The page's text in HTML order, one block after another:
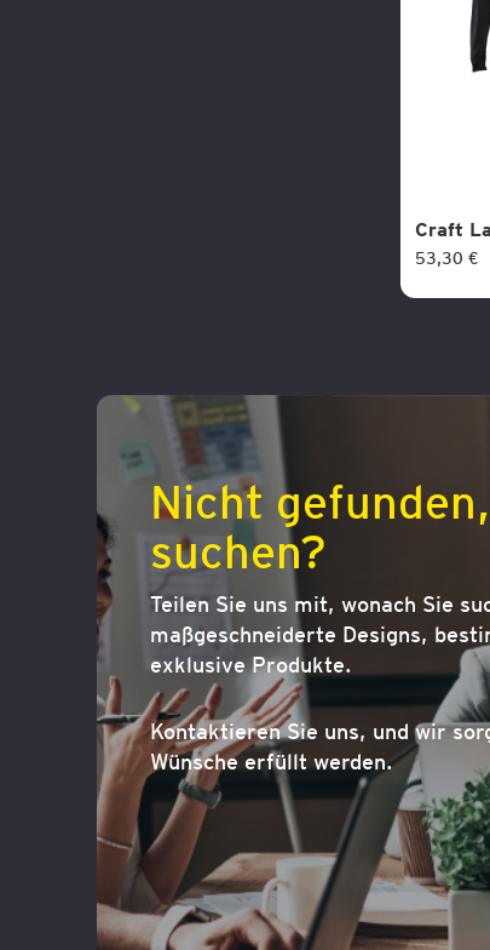
Craft
53,30 €
Nicht
suchen?
Teilen Sie uns mit, wonach Sie
maßgeschneiderte Designs,
exklusive Produkte.
Kontaktieren Sie uns, und wir
Wünsche erfüllt werden.